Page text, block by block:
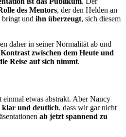
des Mentors, der den Helden an
bringt und ihn überzeugt, sich diesem
daher in seiner Normalität ab und
zwischen dem Heute und
Reise auf sich nimmt.
etwas abstrakt. Aber Nancy
klar und deutlich, dass wir gar nicht
ab jetzt spannend zu